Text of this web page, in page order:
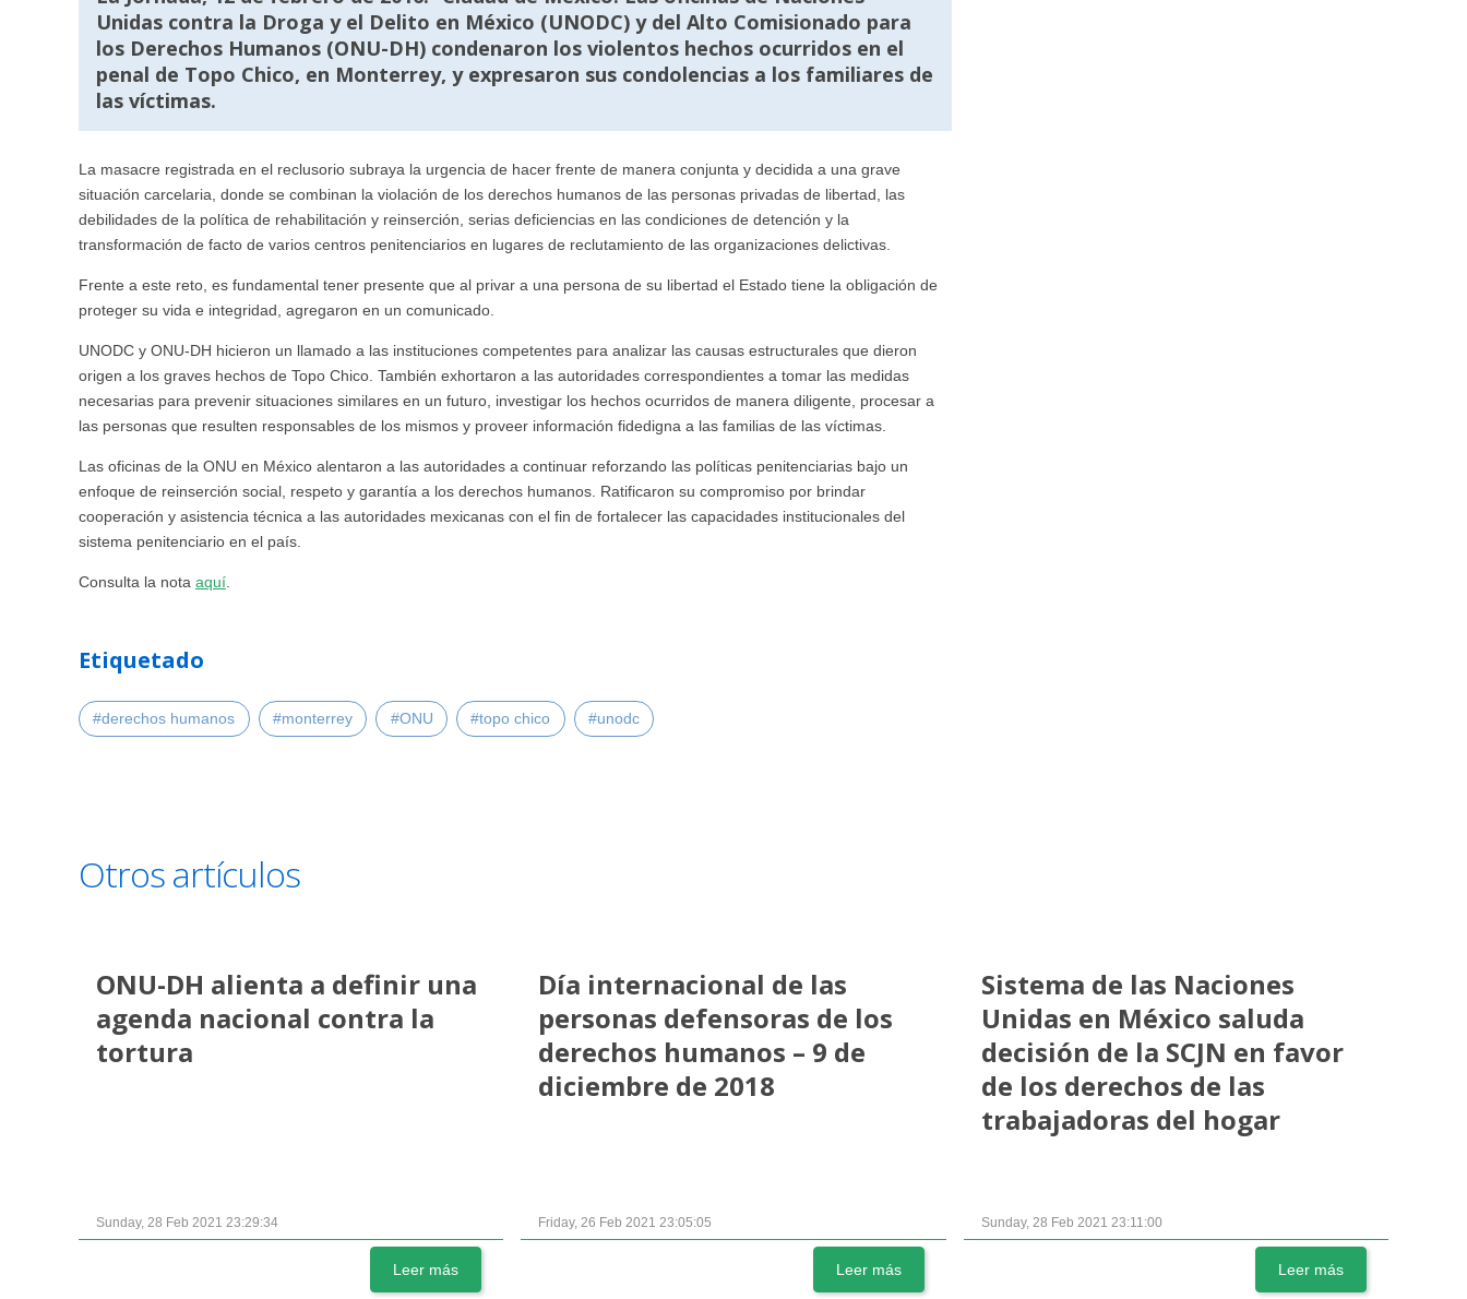
Unidas contra la Droga y el Delito en México (UNODC) y del Alto Comisionado para
los Derechos Humanos (ONU-DH) condenaron los violentos hechos ocurridos en el
penal de Topo Chico, en Monterrey, y expresaron sus condolencias a los familiares de
las víctimas.
La masacre registrada en el reclusorio subraya la urgencia de hacer frente de manera conjunta y decidida a una grave
situación carcelaria, donde se combinan la violación de los derechos humanos de las personas privadas de libertad, las
debilidades de la política de rehabilitación y reinserción, serias deficiencias en las condiciones de detención y la
transformación de facto de varios centros penitenciarios en lugares de reclutamiento de las organizaciones delictivas.
Frente a este reto, es fundamental tener presente que al privar a una persona de su libertad el Estado tiene la obligación de
proteger su vida e integridad, agregaron en un comunicado.
UNODC y ONU-DH hicieron un llamado a las instituciones competentes para analizar las causas estructurales que dieron
origen a los graves hechos de Topo Chico. También exhortaron a las autoridades correspondientes a tomar las medidas
necesarias para prevenir situaciones similares en un futuro, investigar los hechos ocurridos de manera diligente, procesar a
las personas que resulten responsables de los mismos y proveer información fidedigna a las familias de las víctimas.
Las oficinas de la ONU en México alentaron a las autoridades a continuar reforzando las políticas penitenciarias bajo un
enfoque de reinserción social, respeto y garantía a los derechos humanos. Ratificaron su compromiso por brindar
cooperación y asistencia técnica a las autoridades mexicanas con el fin de fortalecer las capacidades institucionales del
sistema penitenciario en el país.
Consulta la nota aquí
Etiquetado
#derechos humanos #monterrey #ONU #topo chico #unodc
Otros artículos
ONU-DH alienta a definir una
agenda nacional contra la
tortura
Sunday, 28 Feb 2021 23:29:34
Leer más
Día internacional de las
personas defensoras de los
derechos humanos – 9 de
diciembre de 2018
Friday, 26 Feb 2021 23:05:05
Leer más
Sistema de las Naciones
Unidas en México saluda
decisión de la SCJN en favor
de los derechos de las
trabajadoras del hogar
Sunday, 28 Feb 2021 23:11:00
Leer más